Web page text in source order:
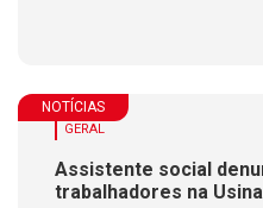
NOTÍCIAS
GERAL
Assistente social
trabalhadores na